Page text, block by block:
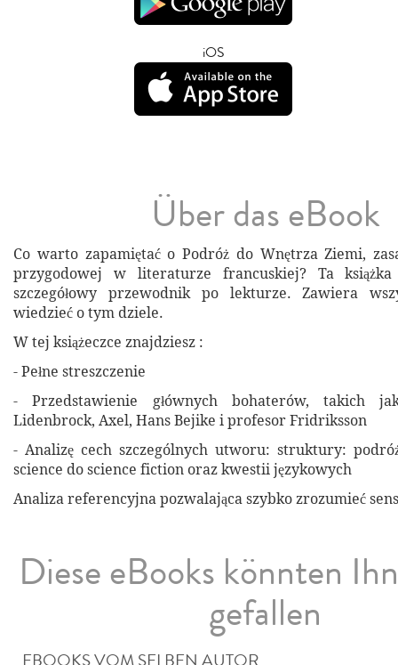
iOS
Über das eBook
Co warto zapamiętać o Podróż do Wnętrza Ziemi,
przygodowej w literaturze francuskiej? Ta
szczegółowy przewodnik po lekturze. Zawiera
wiedzieć o tym dziele.
W tej książeczce znajdziesz :
- Pełne streszczenie
- Przedstawienie głównych bohaterów, takich
Lidenbrock, Axel, Hans Bejike i profesor Fridriksson
- Analizę cech szczególnych utworu: struktury:
science do science fiction oraz kwestii językowych
Analiza referencyjna pozwalająca szybko zrozumieć
Diese eBooks könnten
gefallen
EBOOKS VOM SELBEN AUTOR